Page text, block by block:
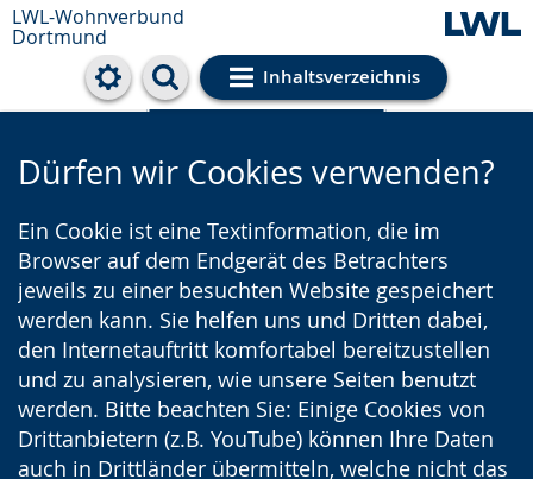
LWL-Wohnverbund
Dortmund
Inhaltsverzeichnis
Cookie-Einstellungen
Dürfen wir Cookies verwenden?
Ein Cookie ist eine Textinformation, die im
Browser auf dem Endgerät des Betrachters
jeweils zu einer besuchten Website gespeichert
werden kann. Sie helfen uns und Dritten dabei,
den Internetauftritt komfortabel bereitzustellen
und zu analysieren, wie unsere Seiten benutzt
werden. Bitte beachten Sie: Einige Cookies von
Drittanbietern (z.B. YouTube) können Ihre Daten
auch in Drittländer übermitteln, welche nicht das